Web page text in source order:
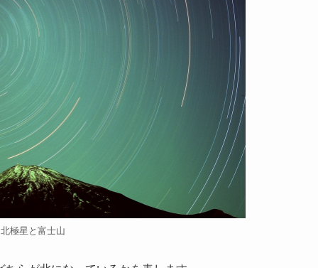
北極星と富士山